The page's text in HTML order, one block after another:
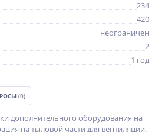
234
420
неограничен
2
1 год
(0)
дополнительного оборудования на
на тыловой части для вентиляции.